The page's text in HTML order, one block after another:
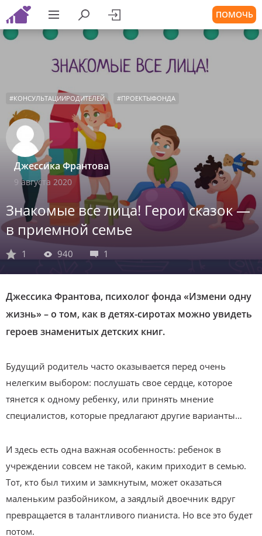
ПОМОЧЬ
#КОНСУЛЬТАЦИИРОДИТЕЛЕЙ #ПРОЕКТЫФОНДА
Джессика Франтова
9 августа 2020
Знакомые все лица! Герои сказок —
в приемной семье
1 940 1
Джессика Франтова, психолог фонда «Измени одну
жизнь» – о том, как в детях-сиротах можно увидеть
героев знаменитых детских книг.
Будущий родитель часто оказывается перед очень
нелегким выбором: послушать свое сердце, которое
тянется к одному ребенку, или принять мнение
специалистов, которые предлагают другие варианты…
И здесь есть одна важная особенность: ребенок в
учреждении совсем не такой, каким приходит в семью.
Тот, кто был тихим и замкнутым, может оказаться
маленьким разбойником, а заядлый двоечник вдруг
превращается в талантливого пианиста. Но все это будет
потом.